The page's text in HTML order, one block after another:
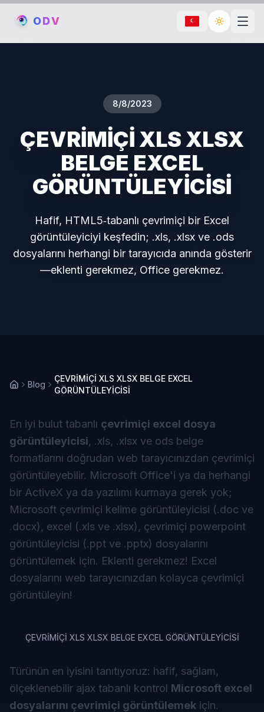
ODV Toggle
8/8/2023
ÇEVRİMİÇİ XLS XLSX
BELGE EXCEL
GÖRÜNTÜLEYİCİSİ
Hafif, HTML5‑tabanlı çevrimiçi bir Excel
görüntüleyiciyi keşfedin; .xls, .xlsx ve .ods
dosyalarını herhangi bir tarayıcıda anında gösterir
—eklenti gerekmez, Office gerekmez.
Blog
ÇEVRİMİÇİ XLS XLSX BELGE EXCEL
GÖRÜNTÜLEYİCİSİ
En iyi bulut tabanlı çevrimiçi excel dosya
görüntüleyicisi, .xls, .xlsx ve ods belge
formatlarını doğrudan web tarayıcınızdan çevrimiçi
görüntüleyebilir. Microsoft Office'i ya da herhangi
bir ActiveX ya da yazılımı kurmaya gerek yok;
Microsoft çevrimiçi kelime görüntüleyicisi (.doc ve
.docx), excel (.xls ve .xlsx), çevrimiçi powerpoint
görüntüleyicisi (.ppt ve .pptx) dosyalarını
görüntülemek için. Eklenti gerekmez! Excel
dosyalarını web tarayıcınızdan kolayca çevrimiçi
görüntüleyin!
ÇEVRİMİÇİ XLS XLSX BELGE EXCEL GÖRÜNTÜLEYİCİSİ
Türünün en iyisini tanıtıyoruz: hafif, sağlam,
ölçeklenebilir ajax tabanlı kontrol Microsoft excel
dosyalarını çevrimiçi görüntülemek için.